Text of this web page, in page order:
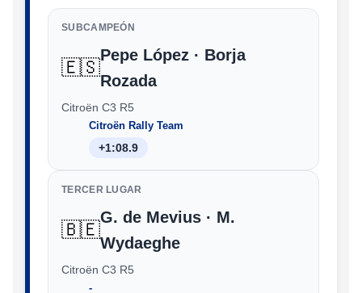
SUBCAMPEÓN
🇪🇸
Pepe López · Borja
Rozada
Citroën C3 R5
Citroën Rally Team
+1:08.9
TERCER LUGAR
🇧🇪
G. de Mevius · M.
Wydaeghe
Citroën C3 R5
‑